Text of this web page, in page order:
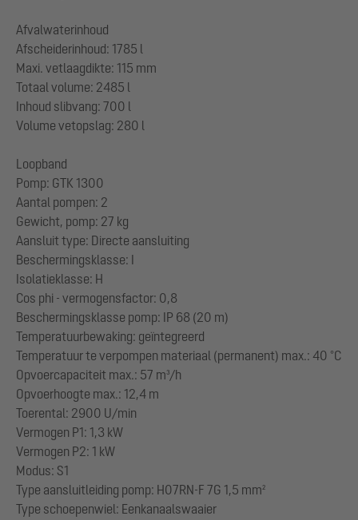
Afvalwaterinhoud
Afscheiderinhoud: 1785 l
Maxi. vetlaagdikte: 115 mm
Totaal volume: 2485 l
Inhoud slibvang: 700 l
Volume vetopslag: 280 l
Loopband
Pomp: GTK 1300
Aantal pompen: 2
Gewicht, pomp: 27 kg
Aansluit type: Directe aansluiting
Beschermingsklasse: I
Isolatieklasse: H
Cos phi - vermogensfactor: 0,8
Beschermingsklasse pomp: IP 68 (20 m)
Temperatuurbewaking: geïntegreerd
Temperatuur te verpompen materiaal (permanent) max.: 40 °C
Opvoercapaciteit max.: 57 m³/h
Opvoerhoogte max.: 12,4 m
Toerental: 2900 U/min
Vermogen P1: 1,3 kW
Vermogen P2: 1 kW
Modus: S1
Type aansluitleiding pomp: H07RN-F 7G 1,5 mm²
Type schoepenwiel: Eenkanaalswaaier